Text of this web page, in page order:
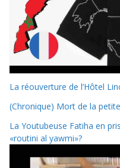
La réouverture de l’Hôtel
(Chronique) Mort de la
La Youtubeuse Fatiha en
«routini al yawmi»?